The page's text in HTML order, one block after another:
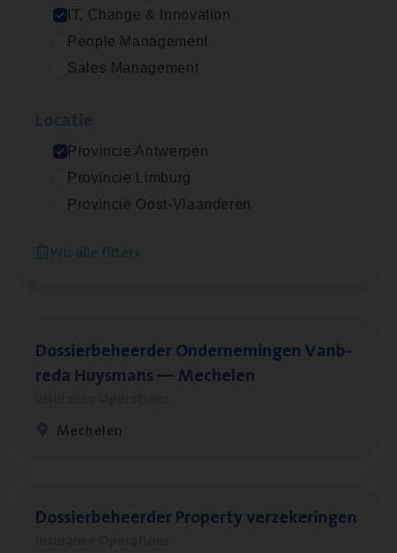
IT, Change & Innovation
People Management
Sales Management
Provincie Antwerpen
Provincie Limburg
Provincie Oost-Vlaanderen
Wis alle filters
(Agi­le)IT Pro­ject Manager
Dos­sier­be­heer­der Gewaar­borgd Inkomen
Antwerpen
Dos­sier­be­heer­der Onder­ne­min­gen Van­b­
re­da Huys­mans — Mechelen
Mechelen
Dos­sier­be­heer­der Pro­per­ty verzekeringen